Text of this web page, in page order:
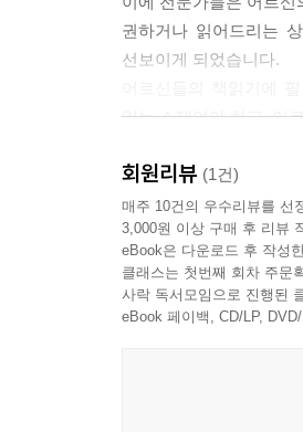
권하거나 읽어드리는
선보이게 되었습니다.
있는 소재여야 하고, 어
이끌어내기에 적합한
작업했습니다.
또한 시간과 장소에 구
감안하여 읽기 쉽게 단
글은 우리나라를 대표
작업한 그 결과물로 40
회원리뷰 (1건)
매주 10건의 우수리뷰를 선
3,000원 이상 구매 후 리뷰
eBook은 다운로드 후 작성
클래스는 첫번째 회차 주문
사락 독서모임으로 진행된
eBook 페이백, CD/LP,